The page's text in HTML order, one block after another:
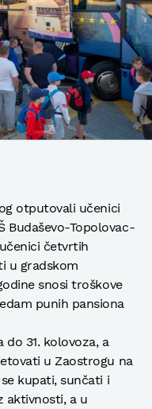
otputovali učenici
Budaševo-Topolovac-
četvrtih
u gradskom
snosi troškove
punih pansiona
do 31. kolovoza, a
u Zaostrogu na
kupati, sunčati i
aktivnosti, a u